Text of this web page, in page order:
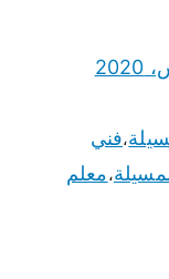
،فني
،معلم